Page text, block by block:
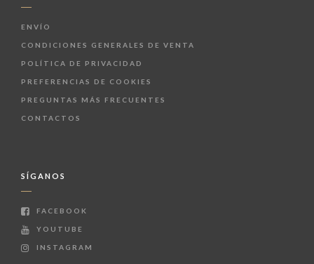
ENVÍO
CONDICIONES GENERALES DE VENTA
POLÍTICA DE PRIVACIDAD
PREFERENCIAS DE COOKIES
PREGUNTAS MÁS FRECUENTES
CONTACTOS
SÍGANOS
FACEBOOK
YOUTUBE
INSTAGRAM